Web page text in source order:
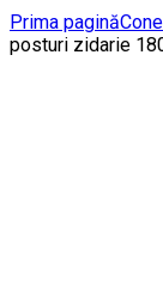
Prima pagină
posturi zidarie